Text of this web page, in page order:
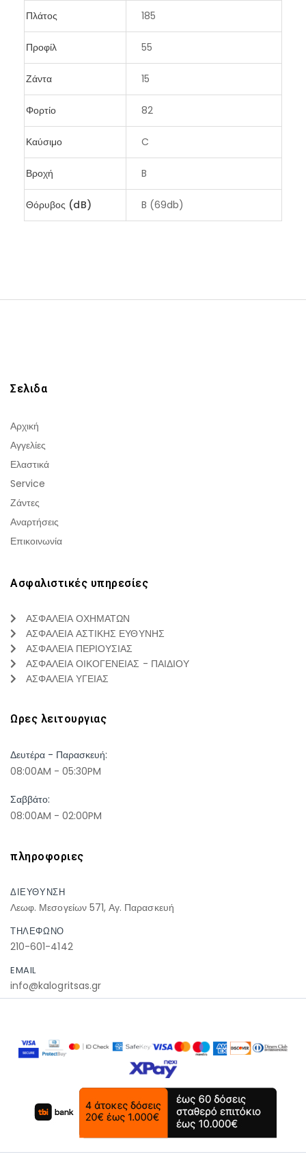
Πλάτος 185
Προφίλ 55
Ζάντα 15
Φορτίο 82
Καύσιμο C
Βροχή B
Θόρυβος (dB) B (69db)
Σελιδα
Αρχική
Αγγελίες
Ελαστικά
Service
Ζάντες
Αναρτήσεις
Επικοινωνία
Ασφαλιστικές υπηρεσίες
ΑΣΦΑΛΕΙΑ ΟΧΗΜΑΤΩΝ
ΑΣΦΑΛΕΙΑ ΑΣΤΙΚΗΣ ΕΥΘΥΝΗΣ
ΑΣΦΑΛΕΙΑ ΠΕΡΙΟΥΣΙΑΣ
ΑΣΦΑΛΕΙΑ ΟΙΚΟΓΕΝΕΙΑΣ - ΠΑΙΔΙΟΥ
ΑΣΦΑΛΕΙΑ ΥΓΕΙΑΣ
Ωρες λειτουργιας
Δευτέρα - Παρασκευή:
08:00AM - 05:30PM
Σαββάτο:
08:00AM - 02:00PM
πληροφοριες
ΔΙΕΥΘΥΝΣΗ
Λεωφ. Μεσογείων 571, Αγ. Παρασκευή
ΤΗΛΕΦΩΝΟ
210-601-4142
EMAIL
info@kalogritsas.gr